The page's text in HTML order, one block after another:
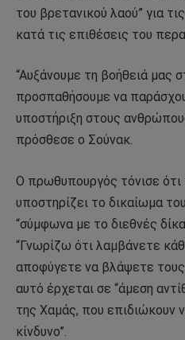
του βρετανικού λαού” για
κατά τις επιθέσεις του
“Αυξάνουμε τη βοήθειά μας
προσπαθήσουμε να
υποστήριξη στους
πρόσθεσε ο Σούνακ.
Ο πρωθυπουργός τόνισε
υποστηρίζει το δικαίωμα
“σύμφωνα με το διεθνές
“Γνωρίζω ότι λαμβάνετε
αποφύγετε να βλάψετε τους
αυτό έρχεται σε “άμεση
της Χαμάς, που επιδιώκουν
κίνδυνο”.